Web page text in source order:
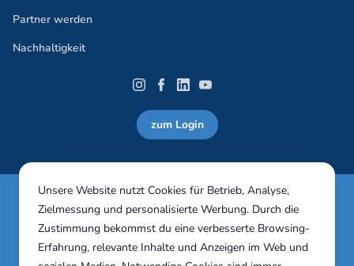
Partner werden
Nachhaltigkeit
zum Login
Webling Vereinssoftware 30 Tage in vollem Umfang
unverbindlich testen!
Jetzt testen
Unsere Website nutzt Cookies für Betrieb, Analyse,
Zielmessung und personalisierte Werbung. Durch die
Zustimmung bekommst du eine verbesserte Browsing-
Erfahrung, relevante Inhalte und Anzeigen im Web und